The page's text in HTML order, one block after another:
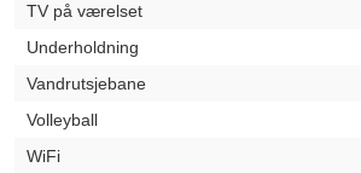
TV på værelset
Underholdning
Vandrutsjebane
Volleyball
WiFi